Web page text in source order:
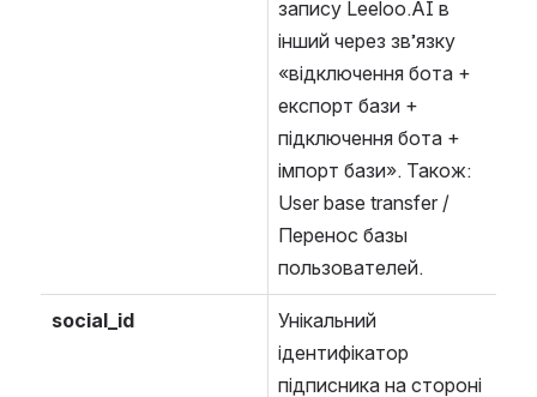
запису Leeloo.AI в
інший через зв’язку
«відключення бота +
експорт бази +
підключення бота +
імпорт бази». Також:
User base transfer /
Перенос базы
пользователей.
social_id
Унікальний
ідентифікатор
підписника на стороні